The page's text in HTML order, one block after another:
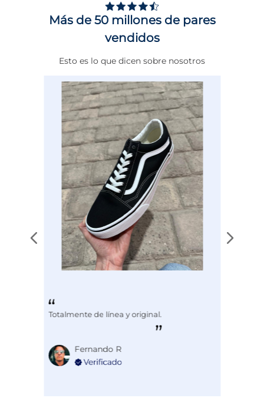
Género Mujer
ENTRE 5 Y 6 CMS
NORMAL
PLATA
Más de 50 millones de pares
vendidos
Esto es lo que dicen sobre nosotros
Totalmente de línea y original.
Fernando R